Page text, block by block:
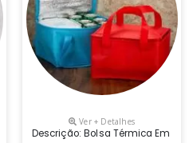
4 Litros Com Plaquinha Metálica
Ver + Detalhes
Descrição: Bolsa Térmica Em Tnt